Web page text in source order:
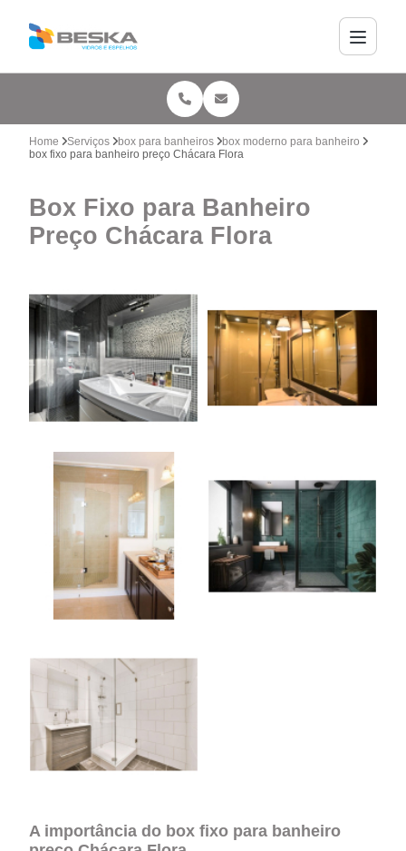
Home Serviços box para banheiros
box moderno para banheiro
box fixo para banheiro preço Chácara Flora
Box Fixo para Banheiro
Preço Chácara Flora
A importância do box fixo para banheiro